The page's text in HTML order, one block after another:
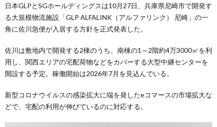
日本GLPとSGホールディングスは10月27日、兵庫県尼崎市で開発す
る大規模物流施設「GLP ALFALINK（アルファリンク） 尼崎」の一
角に佐川急便が入居する方針を正式発表した。
佐川は敷地内で開発する2棟のうち、南棟の1～2階約4万3000㎡を利
用し、関西エリアの宅配荷物などをカバーする大型中継センターを
開設する予定。稼働開始は2026年7月を見込んでいる。
新型コロナウイルスの感染拡大に端を発したeコマースの市場拡大な
どで、宅配の利用が伸びているのに対応する。